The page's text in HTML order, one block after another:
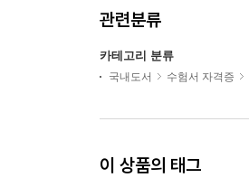
관련분류
카테고리 분류
국내도서 수험서 자격증
이 상품의 태그